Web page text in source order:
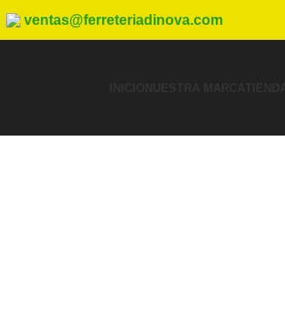
ventas@ferreteriadinova.com